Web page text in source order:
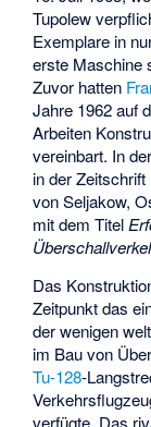
Tupolew
Exemplare in
erste Maschine
Zuvor hatten
Jahre 1962 auf
Arbeiten
vereinbart. In
in der Zeitschrift
von Seljakow,
mit dem Titel
Das
Zeitpunkt das
der wenigen
im Bau von
Tu-128-
verfügte. Das